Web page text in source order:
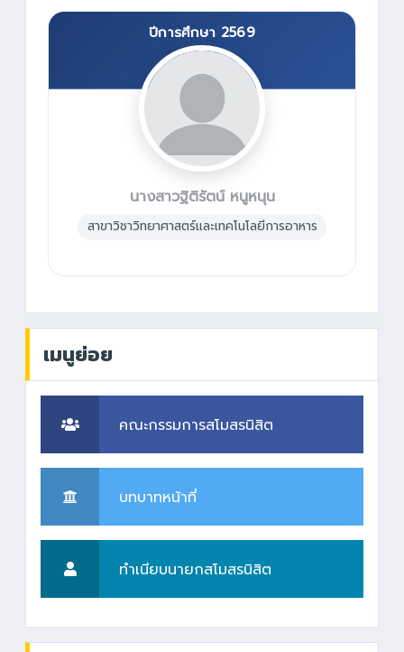
ปีการศึกษา 2569
นางสาวฐิติรัตน์ หนูหนุน
สาขาวิชาวิทยาศาสตร์และเทคโนโลยีการอาหาร
เมนูย่อย
คณะกรรมการสโมสรนิสิต
บทบาทหน้าที่
ทำเนียบนายกสโมสรนิสิต